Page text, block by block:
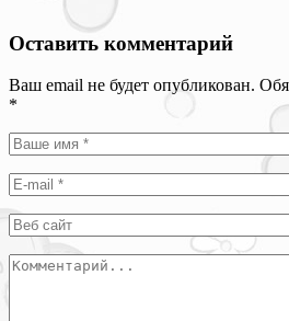
Оставить комментарий
Ваш email не будет опубликован.
*